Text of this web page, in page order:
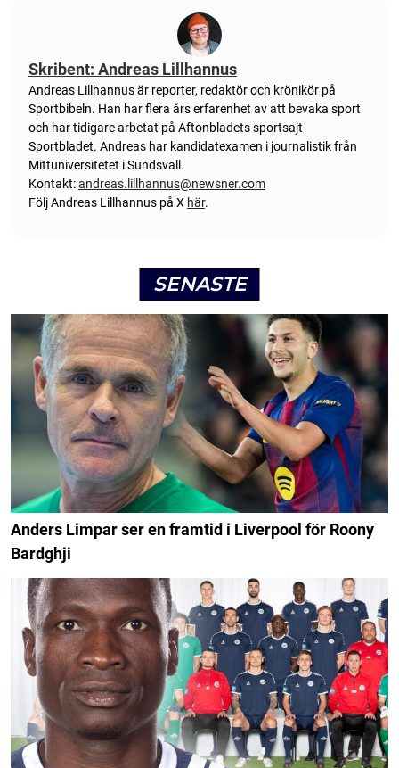
Skribent: Andreas Lillhannus
Andreas Lillhannus är reporter, redaktör och krönikör på
Sportbibeln. Han har flera års erfarenhet av att bevaka sport
och har tidigare arbetat på Aftonbladets sportsajt
Sportbladet. Andreas har kandidatexamen i journalistik från
Mittuniversitetet i Sundsvall.
Kontakt:andreas.lillhannus@newsner.com
Följ Andreas Lillhannus på X här.
SENASTE
Anders Limpar ser en framtid i Liverpool för Roony
Bardghji